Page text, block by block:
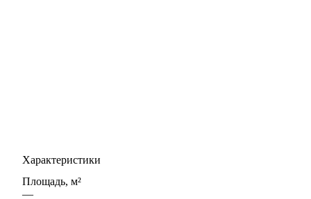
Характеристики
Площадь, м²
—